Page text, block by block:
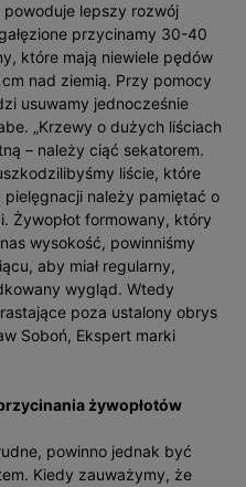
lepszy rozwój
przycinamy 30-40
które mają niewiele pędów
nad ziemią. Przy pomocy
usuwamy jednocześnie
„Krzewy o dużych liściach
– należy ciąć sekatorem.
liście, które
należy pamiętać o
Żywopłot formowany, który
wysokość, powinniśmy
aby miał regularny,
wygląd. Wtedy
poza ustalony obrys
Soboń, Ekspert marki
żywopłotów
powinno jednak być
Kiedy zauważymy, że